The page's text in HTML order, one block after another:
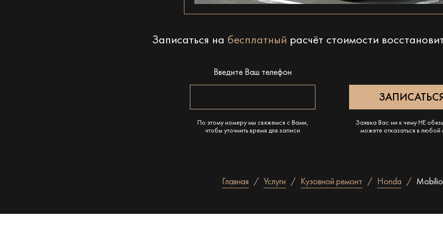
Записаться на бесплатный расчёт стоимости
Введите Ваш телефон
По этому номеру мы свяжемся с Вами,
чтобы уточнить время для записи
Заявка Вас ни к чему НЕ
можете отказаться в любой
Главная Услуги Кузовной ремонт Honda Mobilio